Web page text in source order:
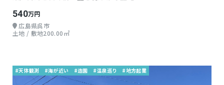
540万円
広島県呉市
土地 / 敷地200.00㎡
#天体観測 #海が近い #造園 #温泉巡り #地方起業